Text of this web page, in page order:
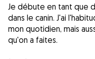
Je débute en tant que
dans le canin. J'ai
mon quotidien, mais
qu'on a faites.